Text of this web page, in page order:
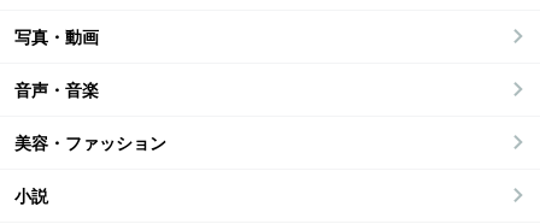
写真・動画
音声・音楽
美容・ファッション
小説